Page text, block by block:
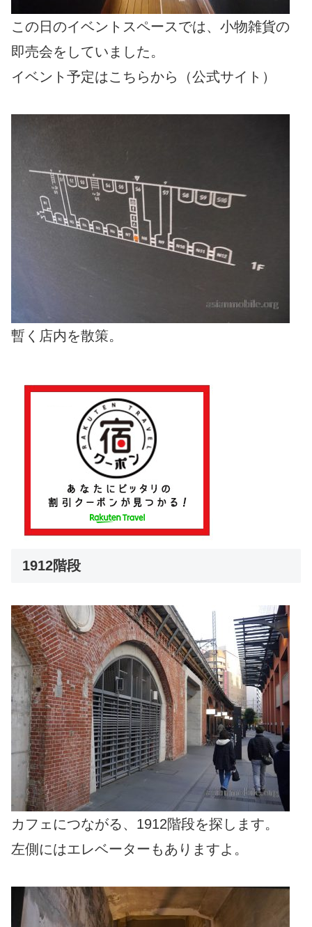
この日のイベントスペースでは、小物雑貨の
即売会をしていました。
イベント予定はこちらから（公式サイト）
暫く店内を散策。
1912階段
カフェにつながる、1912階段を探します。
左側にはエレベーターもありますよ。